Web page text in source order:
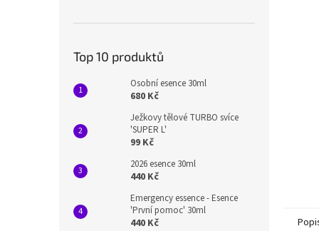
Top 10 produktů
Osobní esence 30ml
680 Kč
Ježkovy tělové TURBO svíce
'SUPER L'
99 Kč
2026 esence 30ml
440 Kč
Emergency essence - Esence
'První pomoc' 30ml
440 Kč